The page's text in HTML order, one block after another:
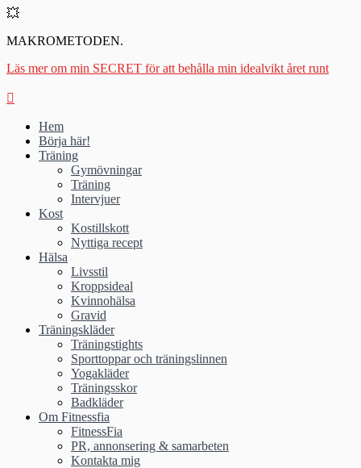
💥
MAKROMETODEN.
Läs mer om min SECRET för att behålla min idealvikt året runt
Hem
Börja här!
Träning
Gymövningar
Träning
Intervjuer
Kost
Kostillskott
Nyttiga recept
Hälsa
Livsstil
Kroppsideal
Kvinnohälsa
Gravid
Träningskläder
Träningstights
Sporttoppar och träningslinnen
Yogakläder
Träningsskor
Badkläder
Om Fitnessfia
FitnessFia
PR, annonsering & samarbeten
Kontakta mig